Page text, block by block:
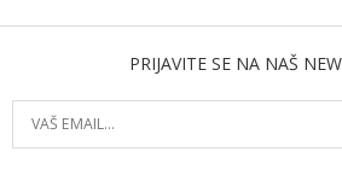
PRIJAVITE SE NA NAŠ